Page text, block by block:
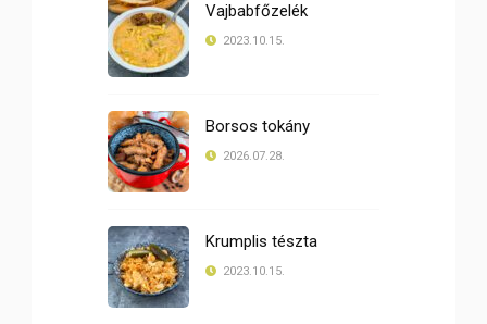
Vajbabfőzelék
2023.10.15.
Borsos tokány
2026.07.28.
Krumplis tészta
2023.10.15.